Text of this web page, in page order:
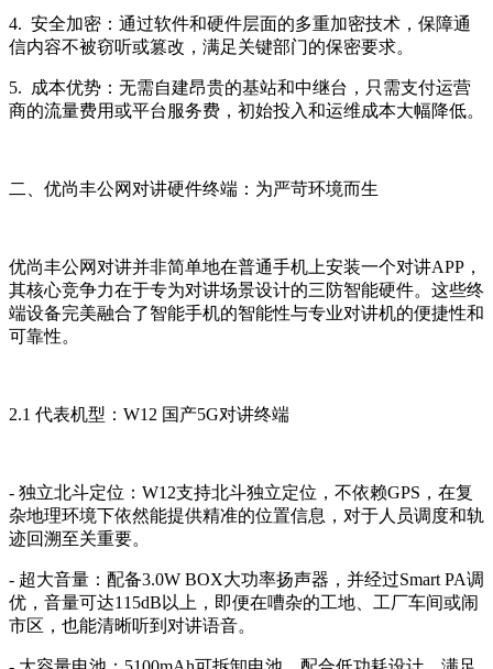
4. 安全加密：通过软件和硬件层面的多重加密技术，保障通
信内容不被窃听或篡改，满足关键部门的保密要求。
5. 成本优势：无需自建昂贵的基站和中继台，只需支付运营
商的流量费用或平台服务费，初始投入和运维成本大幅降低。
二、优尚丰公网对讲硬件终端：为严苛环境而生
优尚丰公网对讲并非简单地在普通手机上安装一个对讲APP，
其核心竞争力在于专为对讲场景设计的三防智能硬件。这些终
端设备完美融合了智能手机的智能性与专业对讲机的便捷性和
可靠性。
2.1 代表机型：W12 国产5G对讲终端
- 独立北斗定位：W12支持北斗独立定位，不依赖GPS，在复
杂地理环境下依然能提供精准的位置信息，对于人员调度和轨
迹回溯至关重要。
- 超大音量：配备3.0W BOX大功率扬声器，并经过Smart PA调
优，音量可达115dB以上，即便在嘈杂的工地、工厂车间或闹
市区，也能清晰听到对讲语音。